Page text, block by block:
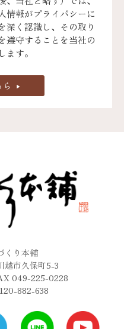
情報がプライバシーに
深く認識し、その取り
遵守することを当社の
す。
くり本舗
越市久保町5-3
049-225-0228
882-638